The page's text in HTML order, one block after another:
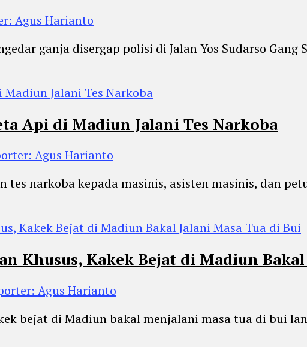
Agus Harianto
ganja disergap polisi di Jalan Yos Sudarso
Api di Madiun Jalani Tes Narkoba
Agus Harianto
tes narkoba kepada masinis, asisten masinis, dan
Khusus, Kakek Bejat di Madiun
Agus Harianto
bejat di Madiun bakal menjalani masa tua di bui